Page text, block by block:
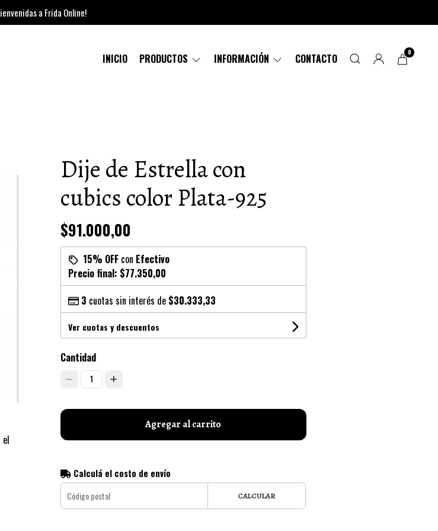
a Frida Online!
INICIO PRODUCTOS INFORMACIÓN CONTACTO 0
el
Dije de Estrella con
cubics color Plata-925
$91.000,00
15% OFFcon Efectivo
Precio final: $77.350,00
3 cuotas sin interés de $30.333,33
Ver cuotas y descuentos
Cantidad
1
Agregar al carrito
Calculá el costo de envío
CALCULAR